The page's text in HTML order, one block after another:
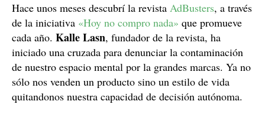
Hace unos meses descubrí la revista AdBusters, a través
de la iniciativa «Hoy no compro nada» que promueve
cada año. Kalle Lasn, fundador de la revista, ha
iniciado una cruzada para denunciar la contaminación
de nuestro espacio mental por la grandes marcas. Ya no
sólo nos venden un producto sino un estilo de vida
quitandonos nuestra capacidad de decisión autónoma.